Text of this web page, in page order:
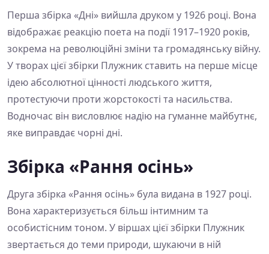
Перша збірка «Дні» вийшла друком у 1926 році. Вона
відображає реакцію поета на події 1917–1920 років,
зокрема на революційні зміни та громадянську війну.
У творах цієї збірки Плужник ставить на перше місце
ідею абсолютної цінності людського життя,
протестуючи проти жорстокості та насильства.
Водночас він висловлює надію на гуманне майбутнє,
яке виправдає чорні дні.
Збірка «Рання осінь»
Друга збірка «Рання осінь» була видана в 1927 році.
Вона характеризується більш інтимним та
особистісним тоном. У віршах цієї збірки Плужник
звертається до теми природи, шукаючи в ній